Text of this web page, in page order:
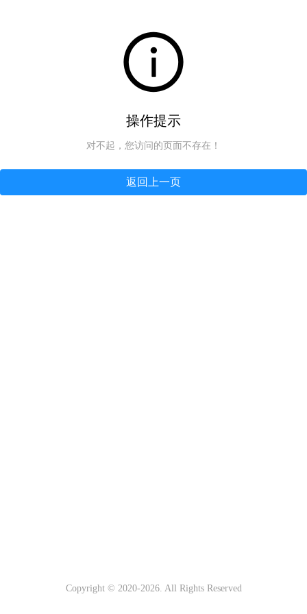
操作提示
对不起，您访问的页面不存在！
返回上一页
Copyright © 2020-2026. All Rights Reserved